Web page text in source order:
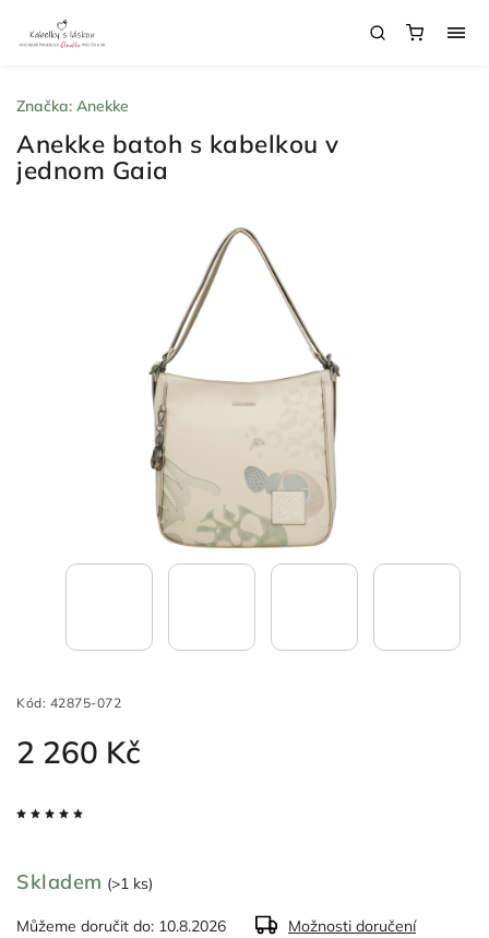
Anekke batoh s kabelkou v
jednom Gaia
Kód: 42875-072
2 260 Kč
Značka: Anekke
Skladem (>1 ks)
Můžeme doručit do: 10.8.2026 Možnosti doručení